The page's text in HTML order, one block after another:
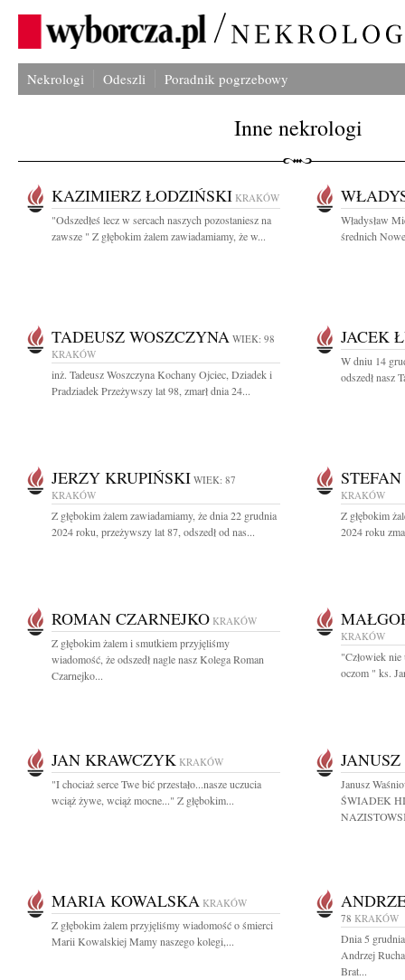
Nekrologi Odeszli Poradnik pogrzebowy
Inne nekrologi
KAZIMIERZ ŁODZIŃSKI KRAKÓW
"Odszedłeś lecz w sercach naszych pozostaniesz na
zawsze " Z głębokim żalem zawiadamiamy, że w...
Władysław
średnich
TADEUSZ WOSZCZYNA WIEK: 98
KRAKÓW
inż. Tadeusz Woszczyna Kochany Ojciec, Dziadek i
Pradziadek Przeżywszy lat 98, zmarł dnia 24...
JACEK
W dniu 14
odszedł nasz
JERZY KRUPIŃSKI WIEK: 87
KRAKÓW
Z głębokim żalem zawiadamiamy, że dnia 22 grudnia
2024 roku, przeżywszy lat 87, odszedł od nas...
KRAKÓW
Z głębokim
2024 roku
ROMAN CZARNEJKO KRAKÓW
Z głębokim żalem i smutkiem przyjęliśmy
wiadomość, że odszedł nagle nasz Kolega Roman
Czarnejko...
KRAKÓW
"Człowiek
oczom " ks.
JAN KRAWCZYK KRAKÓW
"I chociaż serce Twe bić przestało...nasze uczucia
wciąż żywe, wciąż mocne..." Z głębokim...
Janusz
ŚWIADEK
MARIA KOWALSKA KRAKÓW
Z głębokim żalem przyjęliśmy wiadomość o śmierci
Marii Kowalskiej Mamy naszego kolegi,...
78 KRAKÓW
Dnia 5
Andrzej
Brat...